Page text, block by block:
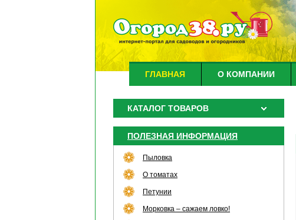
ГЛАВНАЯ О КОМПАНИИ
КАТАЛОГ ТОВАРОВ
ПОЛЕЗНАЯ ИНФОРМАЦИЯ
Пыловка
О томатах
Петунии
Морковка – сажаем ловко!